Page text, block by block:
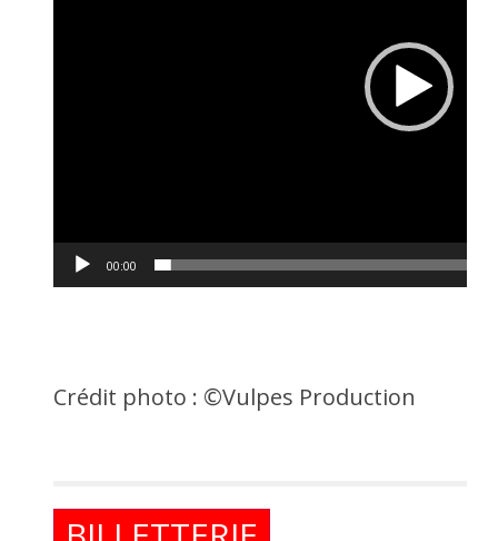
00:00
Crédit photo : ©Vulpes Production